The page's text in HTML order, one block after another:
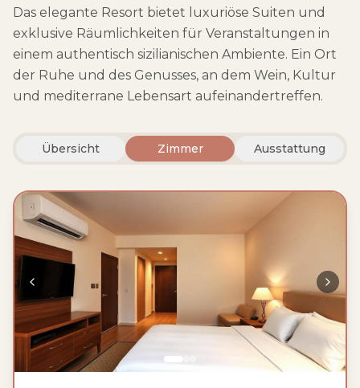
Das elegante Resort bietet luxuriöse Suiten und
exklusive Räumlichkeiten für Veranstaltungen in
einem authentisch sizilianischen Ambiente. Ein Ort
der Ruhe und des Genusses, an dem Wein, Kultur
und mediterrane Lebensart aufeinandertreffen.
Übersicht Zimmer Ausstattung